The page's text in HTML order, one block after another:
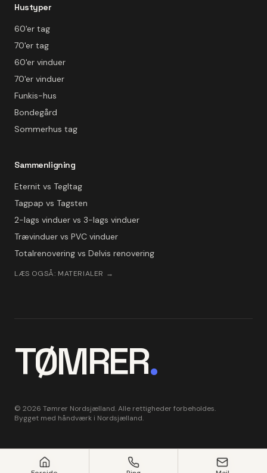
Hustyper
60'er tag
70'er tag
60'er vinduer
70'er vinduer
Funkis-hus
Bondegård
Sommerhus tag
Sammenligning
Eternit vs Tegltag
Tagpap vs Tagsten
2-lags vinduer vs 3-lags vinduer
Trævinduer vs PVC vinduer
Totalrenovering vs Delvis renovering
LÆS OGSÅ: MATERIALER →
TØMRER.
© 2026 Tømrer Nordsjælland. Alle rettigheder forbeholdes.
Bygget med håndværk i Nordsjælland.